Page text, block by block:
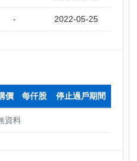
- 2022-05-25
價 每仟股 停止過戶期間
資料